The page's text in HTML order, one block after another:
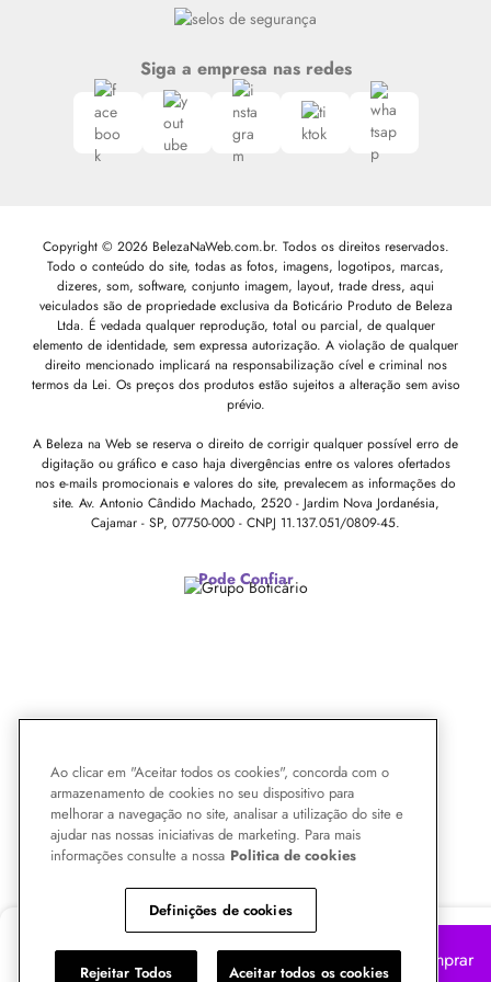
R$69,29 Comprar
Siga a empresa nas redes
Copyright © 2026 BelezaNaWeb.com.br. Todos os direitos reservados.
Todo o conteúdo do site, todas as fotos, imagens, logotipos, marcas,
dizeres, som, software, conjunto imagem, layout, trade dress, aqui
veiculados são de propriedade exclusiva da Boticário Produto de Beleza
Ltda. É vedada qualquer reprodução, total ou parcial, de qualquer
elemento de identidade, sem expressa autorização. A violação de qualquer
direito mencionado implicará na responsabilização cível e criminal nos
termos da Lei. Os preços dos produtos estão sujeitos a alteração sem aviso
prévio.
A Beleza na Web se reserva o direito de corrigir qualquer possível erro de
digitação ou gráfico e caso haja divergências entre os valores ofertados
nos e-mails promocionais e valores do site, prevalecem as informações do
site. Av. Antonio Cândido Machado, 2520 - Jardim Nova Jordanésia,
Cajamar - SP, 07750-000 - CNPJ 11.137.051/0809-45.
Pode Confiar
Ao clicar em "Aceitar todos os cookies", concorda com o
armazenamento de cookies no seu dispositivo para
melhorar a navegação no site, analisar a utilização do site e
ajudar nas nossas iniciativas de marketing. Para mais
informações consulte a nossa Politica de cookies
Definições de cookies
Rejeitar Todos Aceitar todos os cookies